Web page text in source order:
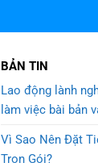
BẢN TIN
Lao động lành
làm việc bài bản
Vì Sao Nên Đặt
Trọn Gói?